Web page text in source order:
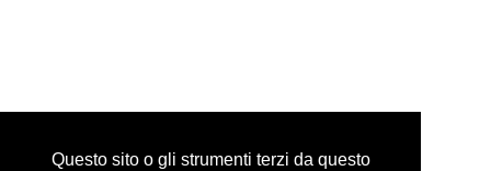
Questo sito o gli strumenti terzi da questo
Privacy Policy